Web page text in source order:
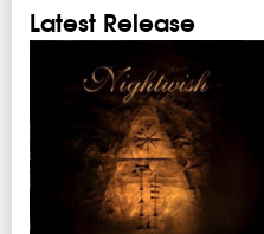
Latest Release